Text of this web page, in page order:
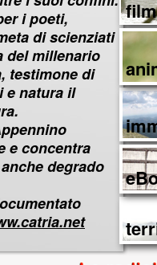
i poeti,
di scienziati
del millenario
testimone di
e natura il
e concentra
degrado